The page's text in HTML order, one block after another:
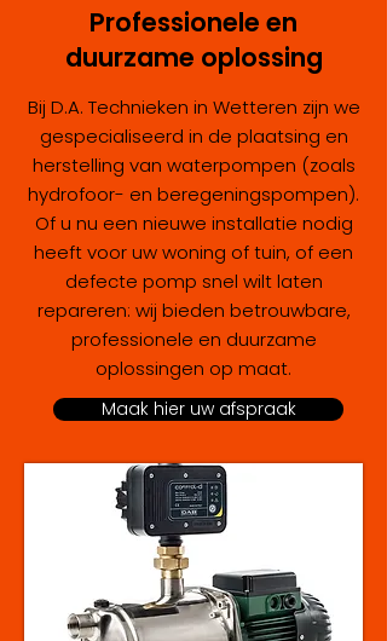
Professionele en
duurzame oplossing
Bij D.A. Technieken in Wetteren zijn we
gespecialiseerd in de plaatsing en
herstelling van waterpompen (zoals
hydrofoor- en beregeningspompen).
Of u nu een nieuwe installatie nodig
heeft voor uw woning of tuin, of een
defecte pomp snel wilt laten
repareren: wij bieden betrouwbare,
professionele en duurzame
oplossingen op maat.
Maak hier uw afspraak